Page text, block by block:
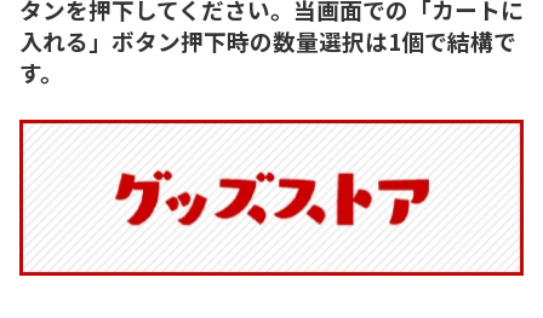
タンを押下してください。当画面での「カートに
入れる」ボタン押下時の数量選択は1個で結構で
す。